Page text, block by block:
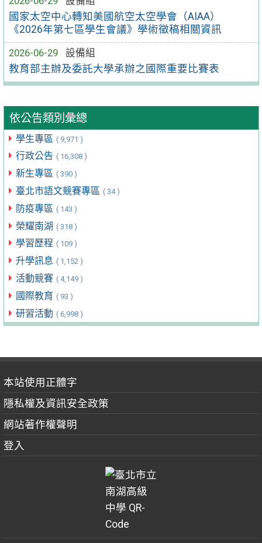
國家太空中心轉知美國航空太空學會（AIAA）
《2026年第七區學生會議》學術徵稿相關資訊
2026-06-29
設備組
教育部主辦及委託大學承辦之國際重要比賽表
依公告類別彙總
學生專區 ( 9,971 )
行政公告 ( 16,308 )
新生專區 ( 390 )
臺北市語文競賽專區 ( 34 )
防疫專區 ( 143 )
榮耀南湖 ( 318 )
學習歷程 ( 109 )
升學訊息 ( 1,152 )
活動競賽 ( 4,149 )
國際教育 ( 93 )
研習活動 ( 6,998 )
本站使用正體字
隱私權及資訊安全政策
網站著作權聲明
登入